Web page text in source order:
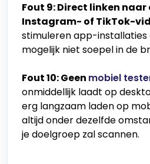
Fout 9: Direct linken naar
Instagram- of TikTok-
stimuleren app-installaties
mogelijk niet soepel in de
Fout 10: Geen mobiel
onmiddellijk laadt op
erg langzaam laden op
altijd onder dezelfde
je doelgroep zal scannen.